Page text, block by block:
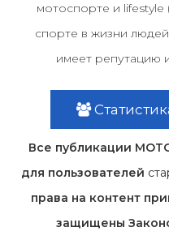
мотоспорте и
спорте в жизни
имеет репутацию
Все публикации
для пользователей
права на контент
защищены